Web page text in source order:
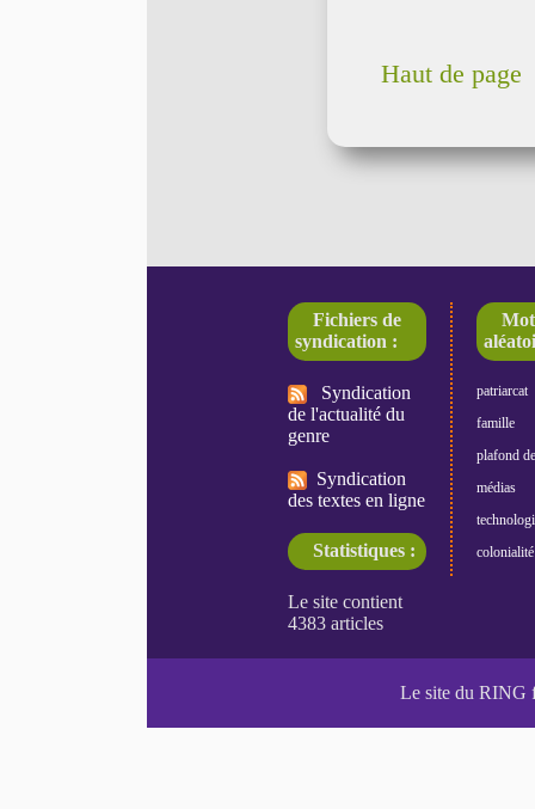
Haut de page
Fichiers de
syndication :
Syndication
de l'actualité du
genre
Syndication
des textes en ligne
Statistiques :
patriarcat
famille
plafond
médias
colonialité
Le site du RING